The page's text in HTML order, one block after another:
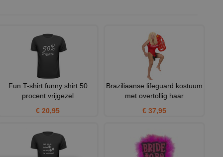
Fun T-shirt funny shirt 50
procent vrijgezel
€ 20,95
Braziliaanse lifeguard kostuum
met overtollig haar
€ 37,95